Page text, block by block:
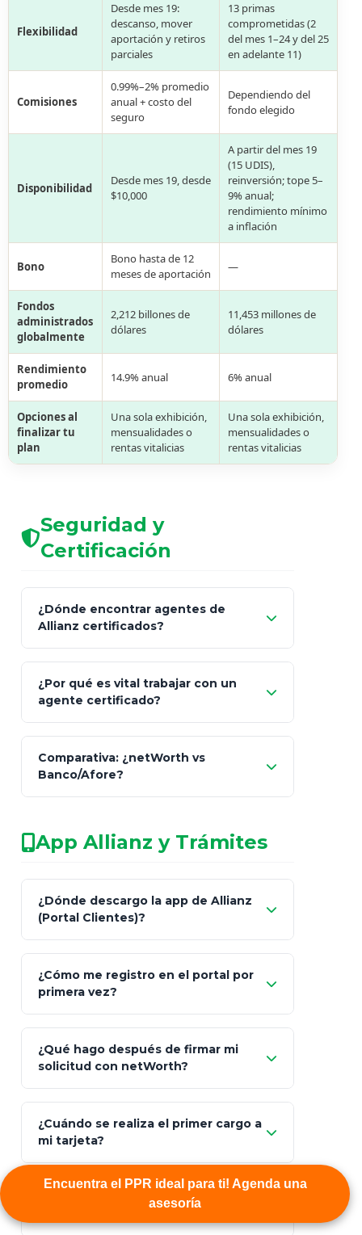
Encuentra el PPR ideal para ti! Agenda una
asesoría
Flexibilidad
Desde mes 19:
descanso, mover
aportación y retiros
parciales
13 primas
comprometidas (2
del mes 1–24 y del 25
en adelante 11)
Comisiones
0.99%–2% promedio
anual + costo del
seguro
Dependiendo del
fondo elegido
Disponibilidad
Desde mes 19, desde
$10,000
A partir del mes 19
(15 UDIS),
reinversión; tope 5–
9% anual;
rendimiento mínimo
a inflación
Bono
Bono hasta de 12
meses de aportación
—
Fondos
administrados
globalmente
2,212 billones de
dólares
11,453 millones de
dólares
Rendimiento
promedio
14.9% anual 6% anual
Opciones al
finalizar tu
plan
Una sola exhibición,
mensualidades o
rentas vitalicias
Una sola exhibición,
mensualidades o
rentas vitalicias
Seguridad y
Certificación
¿Dónde encontrar agentes de
Allianz certificados?
Seguros y Fianzas (CNSF)
netWorth
patrimonio con asesores informales en
redes sociales.
¿Por qué es vital trabajar con un
agente certificado?
consultor técnico
legalmente facultado
Comparativa: ¿netWorth vs
Banco/Afore?
Característica netWorth (Certificado)
Fiscalidad Estrategia Art. 151 / 93
App Allianz y Trámites
¿Dónde descargo la app de Allianz
(Portal Clientes)?
Client"
App Store (iOS) Google Play
¿Cómo me registro en el portal por
primera vez?
Bienvenida
"¿Aún no tienes cuenta?
Regístrate"
¿Qué hago después de firmar mi
solicitud con netWorth?
¿Cuándo se realiza el primer cargo a
mi tarjeta?
¿Cómo descargo mi carátula de